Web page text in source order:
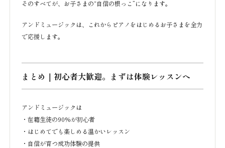
そのすべてが、お子さまの“自信の根っこ”になります。
アンドミュージックは、これからピアノをはじめるお子さまを全力
で応援します。
まとめ｜初心者大歓迎。まずは体験レッスンへ
アンドミュージックは
・在籍生徒の90%が初心者
・はじめてでも楽しめる温かいレッスン
・自信が育つ成功体験の提供